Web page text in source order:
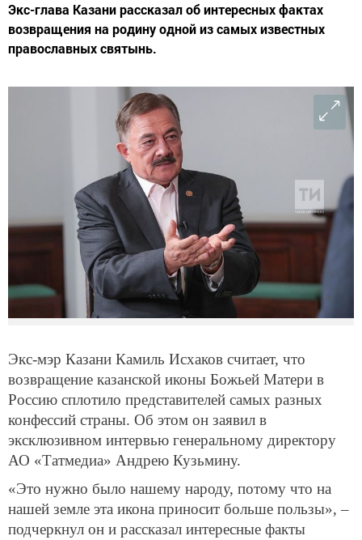
Экс-глава Казани рассказал об интересных фактах
возвращения на родину одной из самых известных
православных святынь.
Экс-мэр Казани Камиль Исхаков считает, что
возвращение казанской иконы Божьей Матери в
Россию сплотило представителей самых разных
конфессий страны. Об этом он заявил в
эксклюзивном интервью генеральному директору
АО «Татмедиа» Андрею Кузьмину.
«Это нужно было нашему народу, потому что на
нашей земле эта икона приносит больше пользы», –
подчеркнул он и рассказал интересные факты